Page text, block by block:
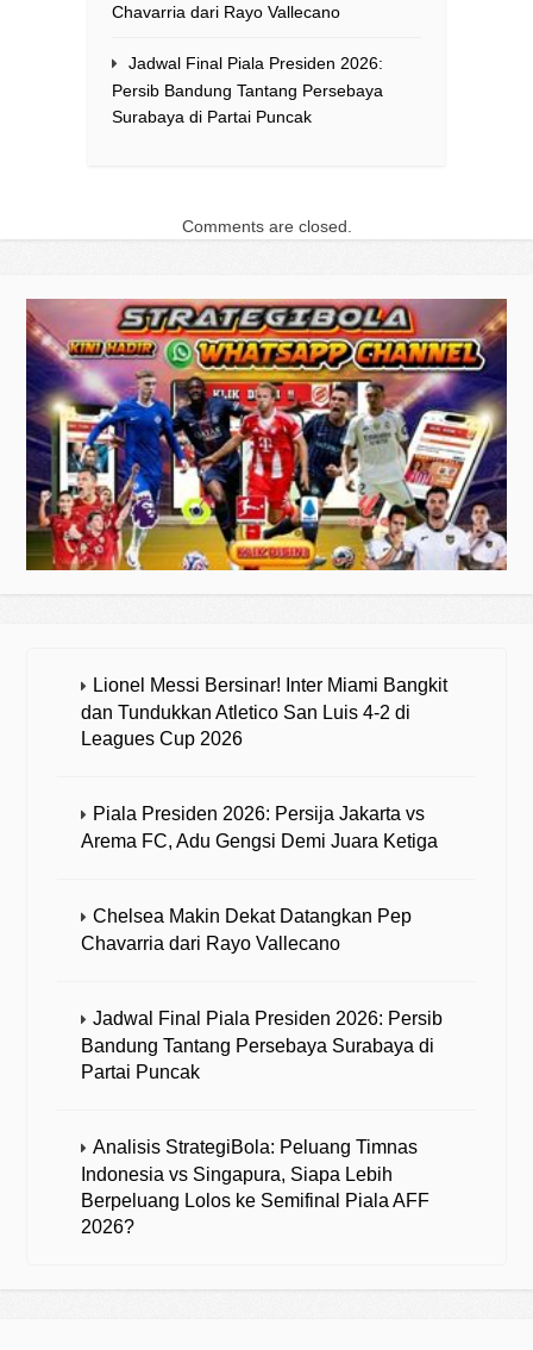
Chavarria dari Rayo Vallecano
Jadwal Final Piala Presiden 2026:
Persib Bandung Tantang Persebaya
Surabaya di Partai Puncak
Comments are closed.
Lionel Messi Bersinar! Inter Miami Bangkit
dan Tundukkan Atletico San Luis 4-2 di
Leagues Cup 2026
Piala Presiden 2026: Persija Jakarta vs
Arema FC, Adu Gengsi Demi Juara Ketiga
Chelsea Makin Dekat Datangkan Pep
Chavarria dari Rayo Vallecano
Jadwal Final Piala Presiden 2026: Persib
Bandung Tantang Persebaya Surabaya di
Partai Puncak
Analisis StrategiBola: Peluang Timnas
Indonesia vs Singapura, Siapa Lebih
Berpeluang Lolos ke Semifinal Piala AFF
2026?